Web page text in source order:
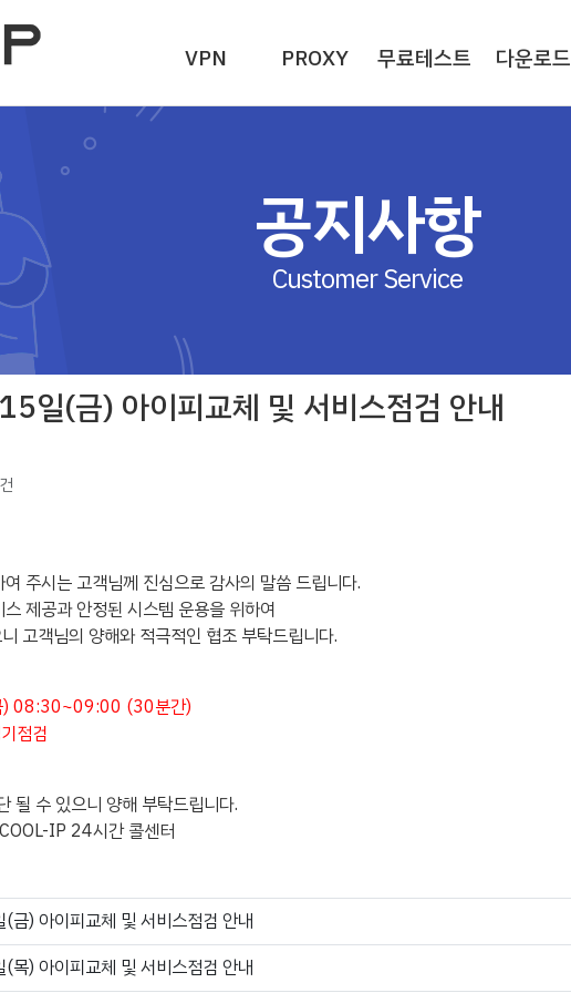
VPN PROXY 무료테스트 다운로드
공지사항
Customer Service
일(금) 아이피교체 및 서비스점검 안내
주시는 고객님께 진심으로 감사의 말씀 드립니다.
제공과 안정된 시스템 운용을 위하여
고객님의 양해와 적극적인 협조 부탁드립니다.
) 08:30~09:00 (30분간)
점검
될 수 있으니 양해 부탁드립니다.
IP 24시간 콜센터
) 아이피교체 및 서비스점검 안내
) 아이피교체 및 서비스점검 안내